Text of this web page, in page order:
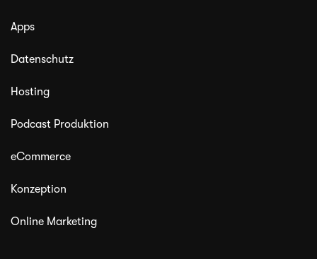
Apps
Datenschutz
Hosting
Podcast Produktion
eCommerce
Konzeption
Online Marketing